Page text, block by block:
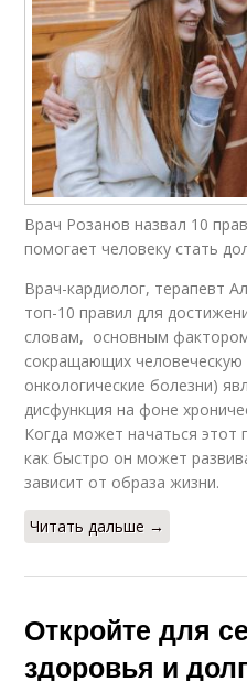
Врач Розанов назвал 10
помогает человеку стать
Врач-кардиолог, терапевт
топ-10 правил для
словам, основным
сокращающих
онкологические болезни)
дисфункция на фоне
Когда может начаться этот
как быстро он может
зависит от образа жизни.
Читать дальше →
Откройте для
здоровья и